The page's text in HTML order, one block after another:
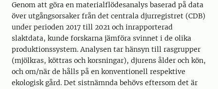
Genom att göra en materialflödesanalys baserad på data
över utgångsorsaker från det centrala djurregistret (CDB)
under perioden 2017 till 2021 och inrapporterad
slaktdata, kunde forskarna jämföra svinnet i de olika
produktionssystem. Analysen tar hänsyn till rasgrupper
(mjölkras, köttras och korsningar), djurens ålder och kön,
och om/när de hålls på en konventionell respektive
ekologisk gård. Det sistnämnda behövs eftersom det är